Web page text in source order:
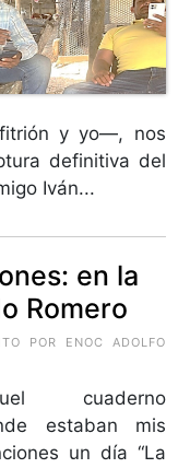
y yo—, nos
definitiva del
Iván...
en la
Romero
POR ENOC ADOLFO
cuaderno
estaban mis
un día “La